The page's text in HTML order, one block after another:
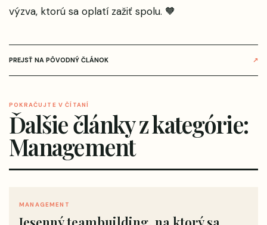
výzva, ktorú sa oplatí zažiť spolu. 🧡
PREJSŤ NA PÔVODNÝ ČLÁNOK ↗
POKRAČUJTE V ČÍTANÍ
Ďalšie články z kategórie:
Management
MANAGEMENT